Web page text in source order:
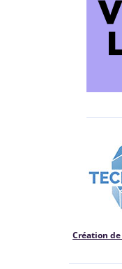
Création